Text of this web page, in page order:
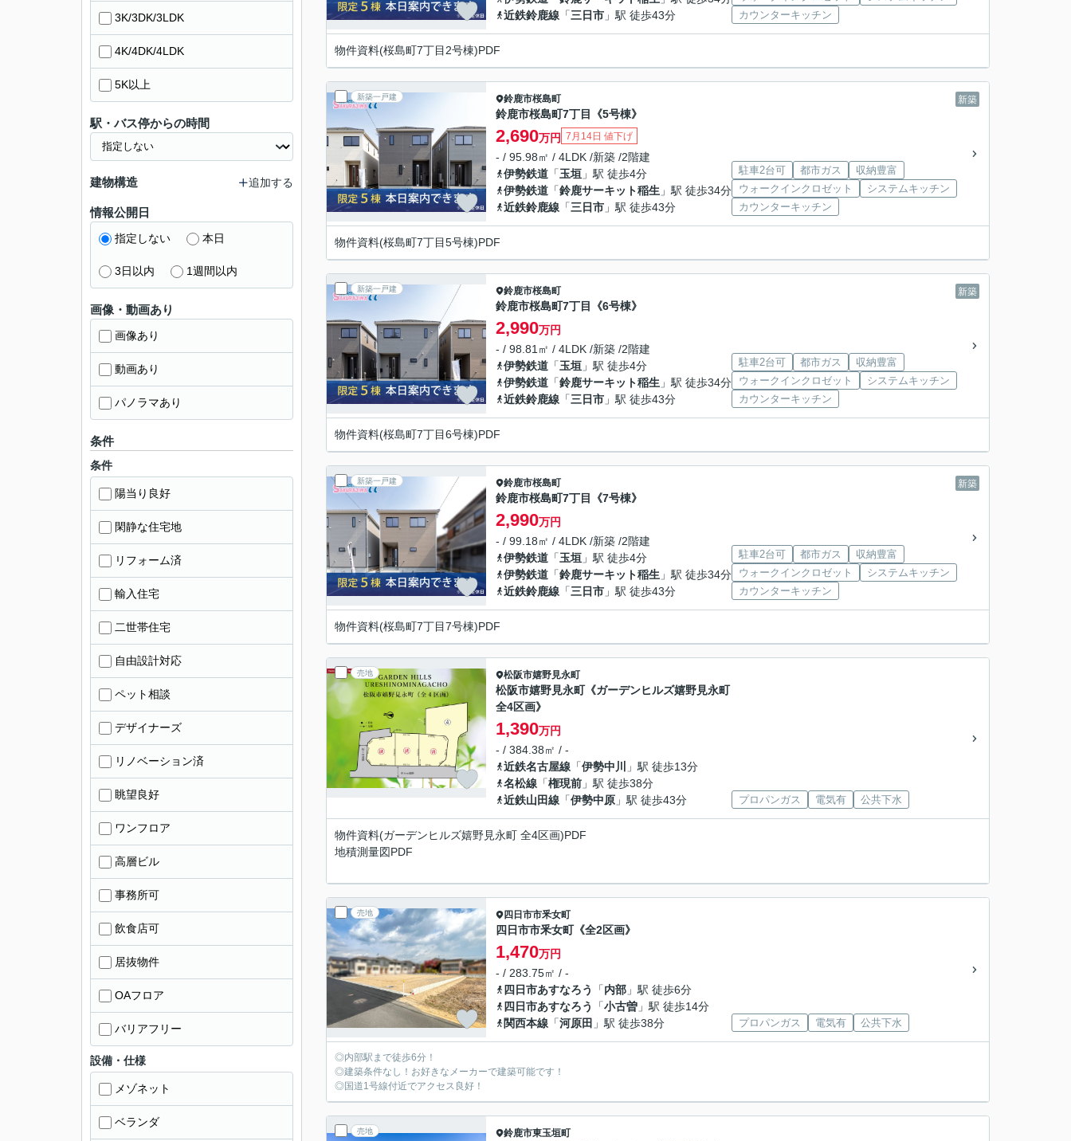
近鉄鈴鹿線 「三日市 」駅 徒歩43分
カウンターキッチン
物件資料(桜島町7丁目2号棟)PDF
新築一戸建 新築
鈴鹿市桜島町
鈴鹿市桜島町7丁目《5号棟》
2,690万円 7月14日 値下げ
- / 95.98㎡ / 4LDK /新築 /2階建
伊勢鉄道 「玉垣 」駅 徒歩4分
伊勢鉄道 「鈴鹿サーキット稲生 」駅 徒歩34分
近鉄鈴鹿線 「三日市 」駅 徒歩43分
駐車2台可 都市ガス
収納豊富
ウォークインクロゼット
システムキッチン
カウンターキッチン
物件資料(桜島町7丁目5号棟)PDF
新築一戸建 新築
鈴鹿市桜島町
鈴鹿市桜島町7丁目《6号棟》
2,990万円
- / 98.81㎡ / 4LDK /新築 /2階建
伊勢鉄道 「玉垣 」駅 徒歩4分
伊勢鉄道 「鈴鹿サーキット稲生 」駅 徒歩34分
近鉄鈴鹿線 「三日市 」駅 徒歩43分
駐車2台可 都市ガス
収納豊富
ウォークインクロゼット
システムキッチン
カウンターキッチン
物件資料(桜島町7丁目6号棟)PDF
新築一戸建 新築
鈴鹿市桜島町
鈴鹿市桜島町7丁目《7号棟》
2,990万円
- / 99.18㎡ / 4LDK /新築 /2階建
伊勢鉄道 「玉垣 」駅 徒歩4分
伊勢鉄道 「鈴鹿サーキット稲生 」駅 徒歩34分
近鉄鈴鹿線 「三日市 」駅 徒歩43分
駐車2台可 都市ガス
収納豊富
ウォークインクロゼット
システムキッチン
カウンターキッチン
物件資料(桜島町7丁目7号棟)PDF
売地 松阪市嬉野見永町
松阪市嬉野見永町《ガーデンヒルズ嬉野見永町
全4区画》
1,390万円
- / 384.38㎡ / -
近鉄名古屋線 「伊勢中川
」駅 徒歩13分
名松線 「権現前 」駅 徒歩38分
近鉄山田線 「伊勢中原 」駅 徒歩43分 プロパンガス 電気有 公共下水
物件資料(ガーデンヒルズ嬉野見永町 全4区画)PDF
地積測量図PDF
売地 四日市市釆女町
四日市市釆女町《全2区画》
1,470万円
- / 283.75㎡ / -
四日市あすなろう
「内部 」駅 徒歩6分
四日市あすなろう
「小古曽 」駅 徒歩14分
関西本線 「河原田 」駅 徒歩38分 プロパンガス 電気有 公共下水
◎内部駅まで徒歩6分！
◎建築条件なし！お好きなメーカーで建築可能です！
◎国道1号線付近でアクセス良好！
売地 鈴鹿市東玉垣町
3K/3DK/3LDK
4K/4DK/4LDK
5K以上
駅・バス停からの時間
建物構造 追加する
情報公開日
指定しない 本日
3日以内 1週間以内
画像・動画あり
画像あり
動画あり
パノラマあり
条件
条件
陽当り良好
閑静な住宅地
リフォーム済
輸入住宅
二世帯住宅
自由設計対応
ペット相談
デザイナーズ
リノベーション済
眺望良好
ワンフロア
高層ビル
事務所可
飲食店可
居抜物件
OAフロア
バリアフリー
設備・仕様
メゾネット
ベランダ